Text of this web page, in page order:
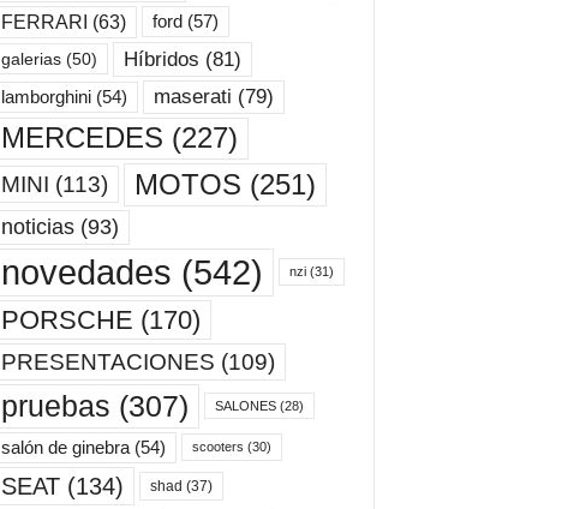
FERRARI (63) ford(57)
galerias(50) Híbridos (81)
lamborghini(54) maserati (79)
MERCEDES (227)
MINI (113) MOTOS (251)
noticias(93)
novedades (542) nzi(31)
PORSCHE (170)
PRESENTACIONES (109)
pruebas (307) SALONES(28)
salón de ginebra(54) scooters (30)
SEAT(134) shad (37)